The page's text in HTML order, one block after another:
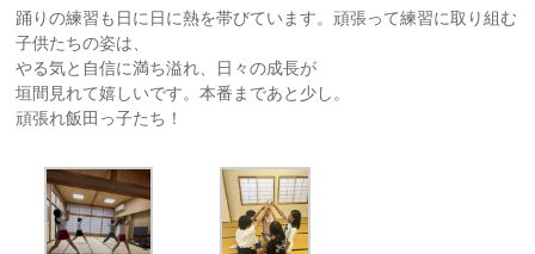
踊りの練習も日に日に熱を帯びています。頑張って練習に取り組む
子供たちの姿は、
やる気と自信に満ち溢れ、日々の成長が
垣間見れて嬉しいです。本番まであと少し。
頑張れ飯田っ子たち！